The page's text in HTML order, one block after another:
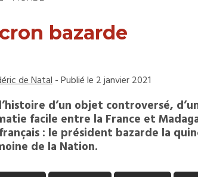
bazarde
de Natal- Publié le 2 janvier 2021
d’un objet controversé,
facile entre la France et
: le président bazarde la
de la Nation.